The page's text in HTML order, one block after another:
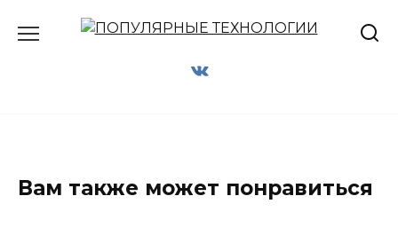
Вам также может понравиться